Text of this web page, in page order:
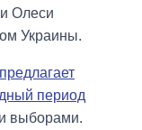
Олеси
Украины.
предлагает
период
выборами.